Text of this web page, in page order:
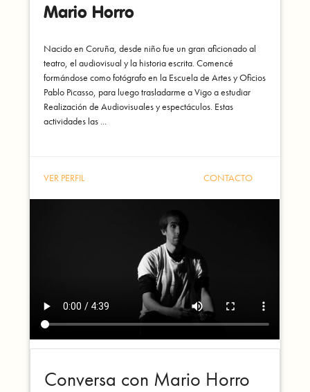
Mario Horro
Nacido en Coruña, desde niño fue un gran aficionado al
teatro, el audiovisual y la historia escrita. Comencé
formándose como fotógrafo en la Escuela de Artes y Oficios
Pablo Picasso, para luego trasladarme a Vigo a estudiar
Realización de Audiovisuales y espectáculos. Estas
actividades las ...
VER PERFIL CONTACTO
Conversa con Mario Horro